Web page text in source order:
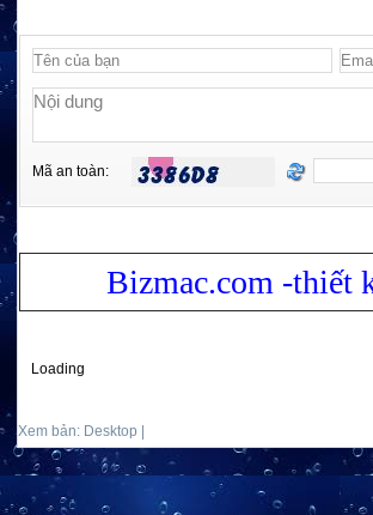
Mã an toàn:
Bizmac.com -thiết
Loading
Xem bản: Desktop |